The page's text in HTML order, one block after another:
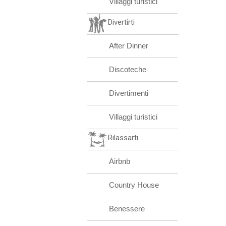
Divertirti
After Dinner
Discoteche
Divertimenti
Villaggi turistici
Rilassarti
Airbnb
Country House
Benessere